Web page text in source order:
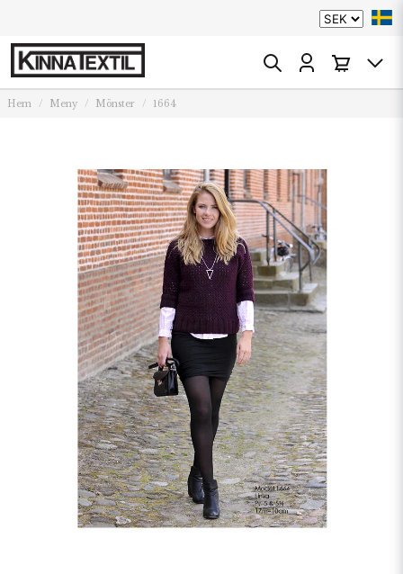
Hem Meny Mönster 1664